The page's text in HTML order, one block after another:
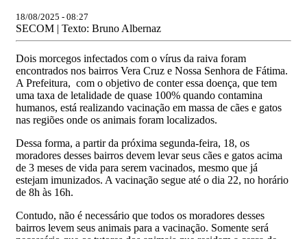
18/08/2025 - 08:27
SECOM | Texto: Bruno Albernaz
Dois morcegos infectados com o vírus da raiva foram
encontrados nos bairros Vera Cruz e Nossa Senhora de Fátima.
A Prefeitura, com o objetivo de conter essa doença, que tem
uma taxa de letalidade de quase 100% quando contamina
humanos, está realizando vacinação em massa de cães e gatos
nas regiões onde os animais foram localizados.
Dessa forma, a partir da próxima segunda-feira, 18, os
moradores desses bairros devem levar seus cães e gatos acima
de 3 meses de vida para serem vacinados, mesmo que já
estejam imunizados. A vacinação segue até o dia 22, no horário
de 8h às 16h.
Contudo, não é necessário que todos os moradores desses
bairros levem seus animais para a vacinação. Somente será